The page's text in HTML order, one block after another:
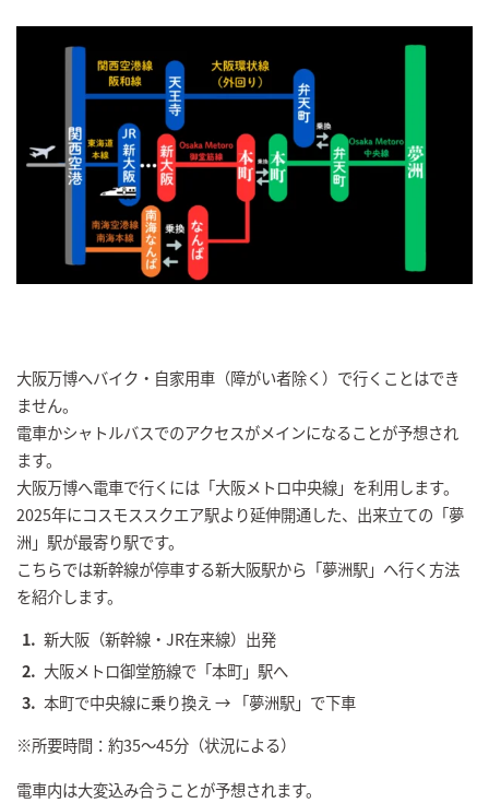
大阪万博へバイク・自家用車（障がい者除く）で行くことはでき
ません。
電車かシャトルバスでのアクセスがメインになることが予想され
ます。
大阪万博へ電車で行くには「大阪メトロ中央線」を利用します。
2025年にコスモススクエア駅より延伸開通した、出来立ての「夢
洲」駅が最寄り駅です。
こちらでは新幹線が停車する新大阪駅から「夢洲駅」へ行く方法
を紹介します。
新大阪（新幹線・JR在来線）出発
大阪メトロ御堂筋線で「本町」駅へ
本町で中央線に乗り換え → 「夢洲駅」で下車
※所要時間：約35〜45分（状況による）
電車内は大変込み合うことが予想されます。